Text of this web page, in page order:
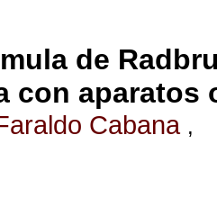
de
con aparatos
Cabana ,